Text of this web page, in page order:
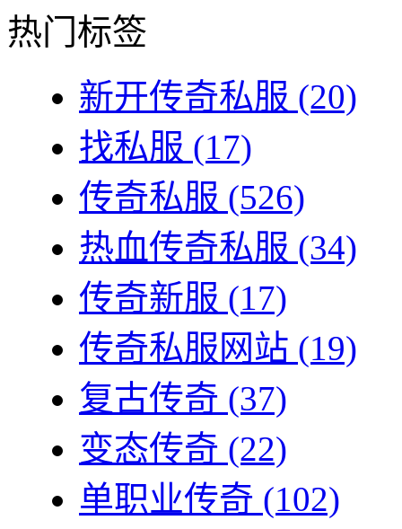
热门标签
新开传奇私服 (20)
找私服 (17)
传奇私服 (526)
热血传奇私服 (34)
传奇新服 (17)
传奇私服网站 (19)
复古传奇 (37)
变态传奇 (22)
单职业传奇 (102)